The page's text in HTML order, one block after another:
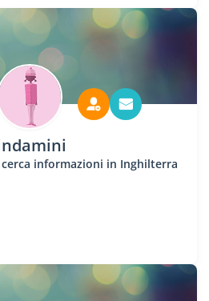
informazioni in Inghilterra